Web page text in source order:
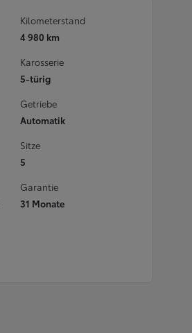
Kilometerstand
4 980 km
Karosserie
5-türig
Getriebe
Automatik
Sitze
5
Garantie
31 Monate